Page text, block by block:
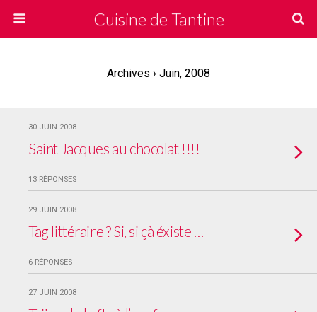
Cuisine de Tantine
Archives › Juin, 2008
30 JUIN 2008
Saint Jacques au chocolat !!!!
13 RÉPONSES
29 JUIN 2008
Tag littéraire ? Si, si çà éxiste …
6 RÉPONSES
27 JUIN 2008